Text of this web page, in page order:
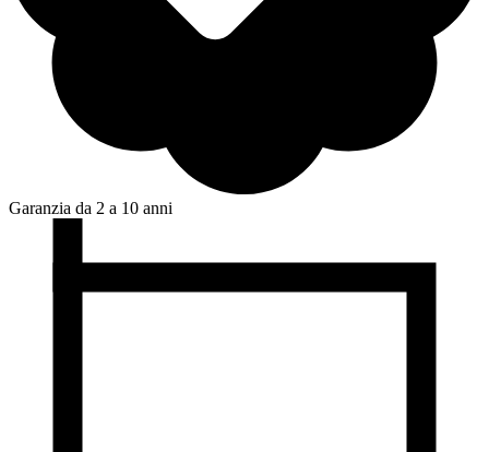
Garanzia da 2 a 10 anni